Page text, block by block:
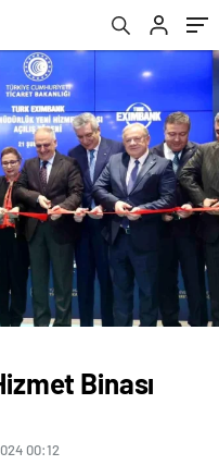
Binası
00:12